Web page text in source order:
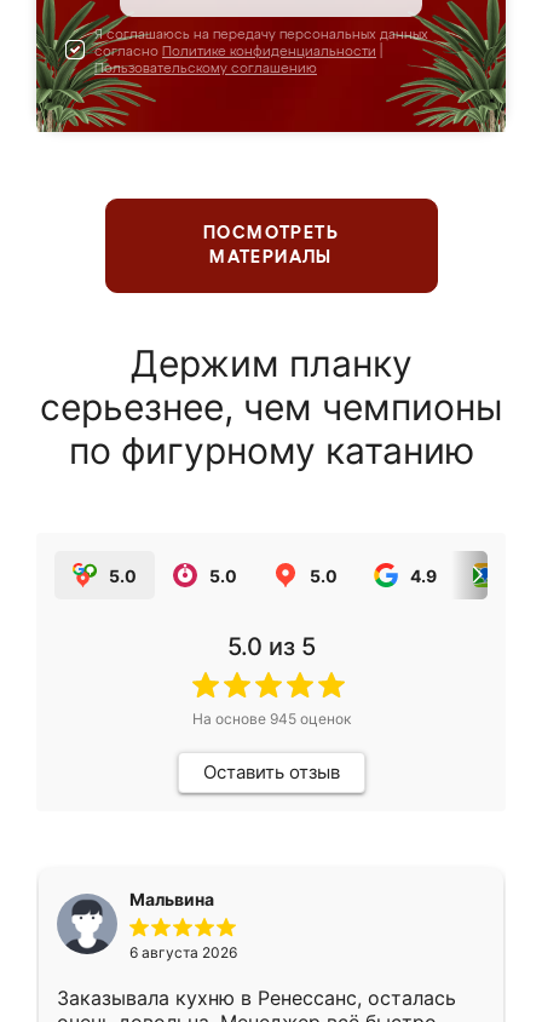
Я соглашаюсь на передачу персональных данных
согласно Политике конфиденциальности
Пользовательскому соглашению
ПОСМОТРЕТЬ
МАТЕРИАЛЫ
Держим планку
серьезнее, чем чемпионы
по фигурному катанию
5.0 5.0 5.0 4.9
5.0 из 5
На основе 945оценок
Оставить отзыв
Мальвина
6 августа 2026
Заказывала кухню в Ренессанс, осталась